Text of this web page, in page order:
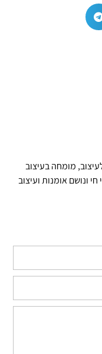
מומחה בעיצוב
חי ונושם אומנות ועיצוב